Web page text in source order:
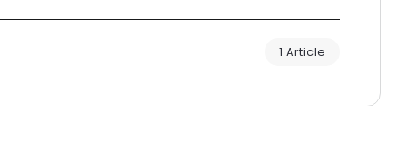
1 Article